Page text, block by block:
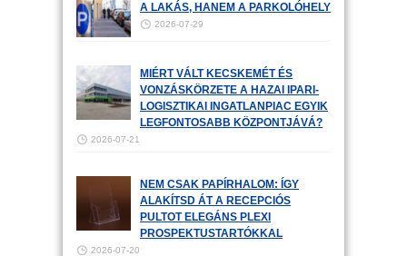
A LAKÁS, HANEM A PARKOLÓHELY
2026-07-29
MIÉRT VÁLT KECSKEMÉT ÉS
VONZÁSKÖRZETE A HAZAI IPARI-
LOGISZTIKAI INGATLANPIAC EGYIK
LEGFONTOSABB KÖZPONTJÁVÁ?
2026-07-21
NEM CSAK PAPÍRHALOM: ÍGY
ALAKÍTSD ÁT A RECEPCIÓS
PULTOT ELEGÁNS PLEXI
PROSPEKTUSTARTÓKKAL
2026-07-20